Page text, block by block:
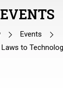
EVENTS
Events
to